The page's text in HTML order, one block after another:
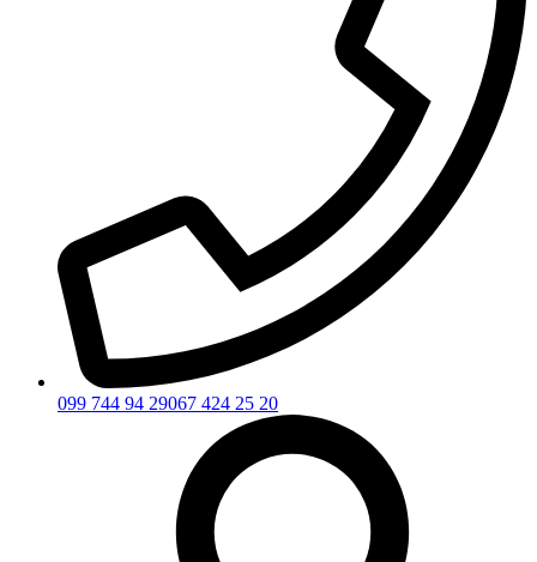
099 744 94 29067 424 25 20